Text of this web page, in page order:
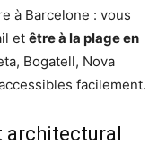
à Barcelone : vous
et être à la plage en
Bogatell, Nova
facilement.
architectural